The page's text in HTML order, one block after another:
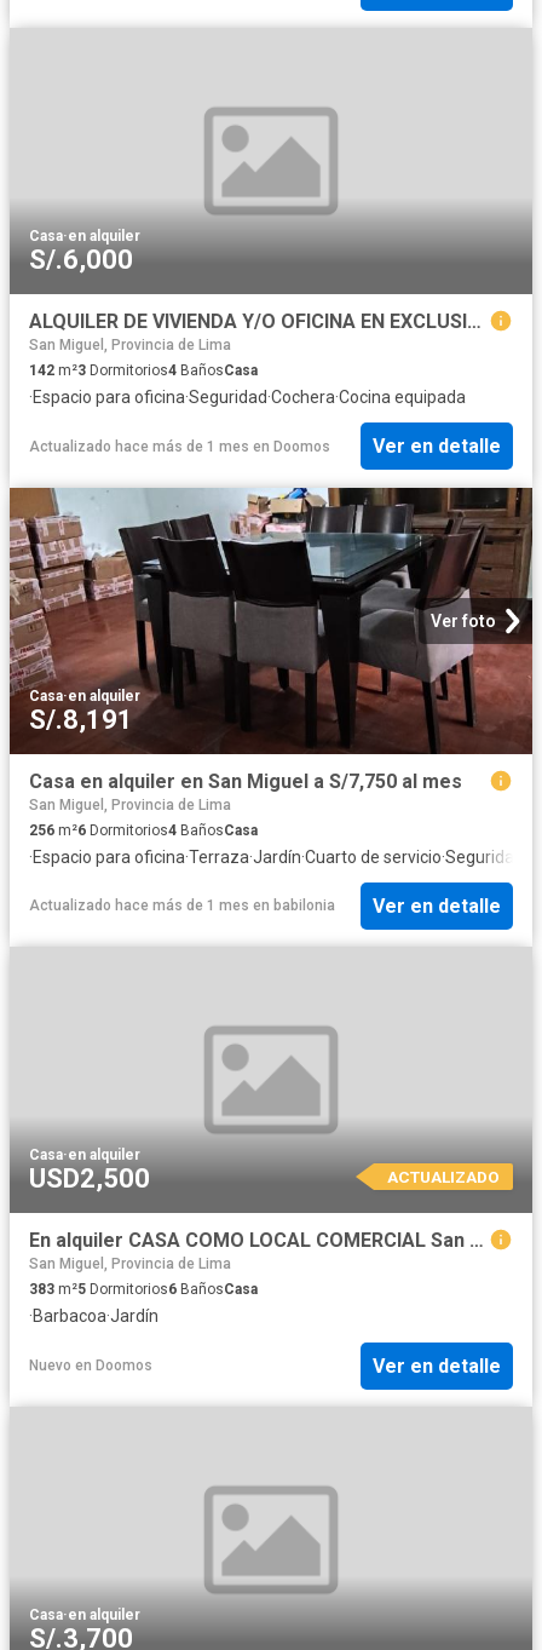
Casa·en alquiler
S/.6,000
ALQUILER DE VIVIENDA Y/O OFICINA EN EXCLUSIVA ZONA DE SAN MIGUEL, A 1 CDRA CC PLAZA SAN MIGUEL,CERCA A TOTTUS Y SODIMAC, BANCOS, UNIVERSIDADES, COLEGIOS, NOTARIAS. FRENTE A PARQUE
San Miguel, Provincia de Lima
142 m²3 Dormitorios4 BañosCasa
·Espacio para oficina·Seguridad·Cochera·Cocina equipada
Actualizado hace más de 1 mes en Doomos Ver en detalle
Ver foto
Casa·en alquiler
S/.8,191
Casa en alquiler en San Miguel a S/7,750 al mes
San Miguel, Provincia de Lima
256 m²6 Dormitorios4 BañosCasa
·Espacio para oficina·Terraza·Jardín·Cuarto de servicio·Seguridad
Actualizado hace más de 1 mes en babilonia Ver en detalle
Casa·en alquiler
USD2,500 ACTUALIZADO
En alquiler CASA COMO LOCAL COMERCIAL San Miguel AMPLIA CASA COMO LOCAL COMERCIAL DE 2 PISOS IDEAL PARA DIFERENTES RUBROS EN ESQUINA Y EN LA MEJOR ZONA DE SAN MIGUEL Ideal para guardería, cas
San Miguel, Provincia de Lima
383 m²5 Dormitorios6 BañosCasa
·Barbacoa·Jardín
Nuevo en Doomos Ver en detalle
Casa·en alquiler
S/.3,700